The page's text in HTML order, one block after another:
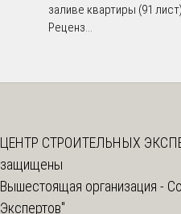
заливе квартиры (91
Реценз...
ЦЕНТР СТРОИТЕЛЬНЫХ
защищены
Вышестоящая организация -
Экспертов"